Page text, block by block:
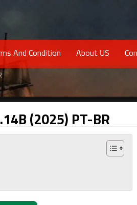
And Condition About US
(2025) PT-BR